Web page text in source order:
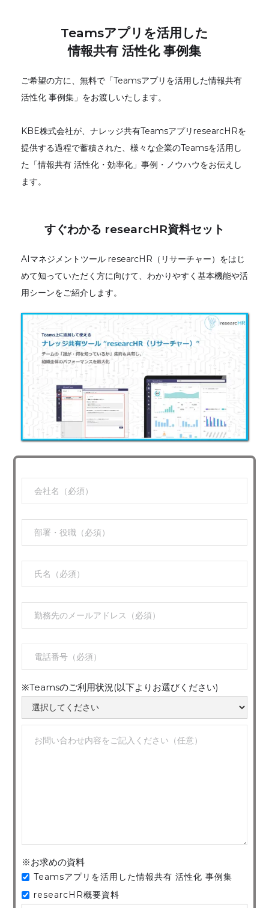
Teamsアプリを活用した
情報共有 活性化 事例集
ご希望の方に、無料で「Teamsアプリを活用した情報共有
活性化 事例集」をお渡しいたします。
KBE株式会社が、ナレッジ共有TeamsアプリresearcHRを
提供する過程で蓄積された、様々な企業のTeamsを活用し
た「情報共有 活性化・効率化」事例・ノウハウをお伝えし
ます。
すぐわかる researcHR資料セット
AIマネジメントツール researcHR（リサーチャー）をはじ
めて知っていただく方に向けて、わかりやすく基本機能や活
用シーンをご紹介します。
※Teamsのご利用状況(以下よりお選びください)
※お求めの資料
Teamsアプリを活用した情報共有 活性化 事例集
researcHR概要資料